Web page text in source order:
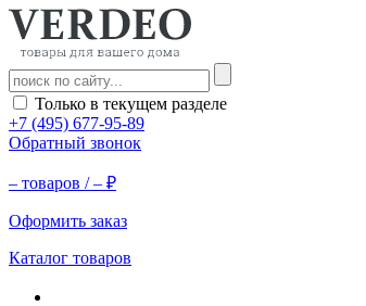
Только в текущем разделе
+7 (495) 677-95-89
Обратный звонок
– товаров /– ₽
Оформить заказ
Каталог товаров